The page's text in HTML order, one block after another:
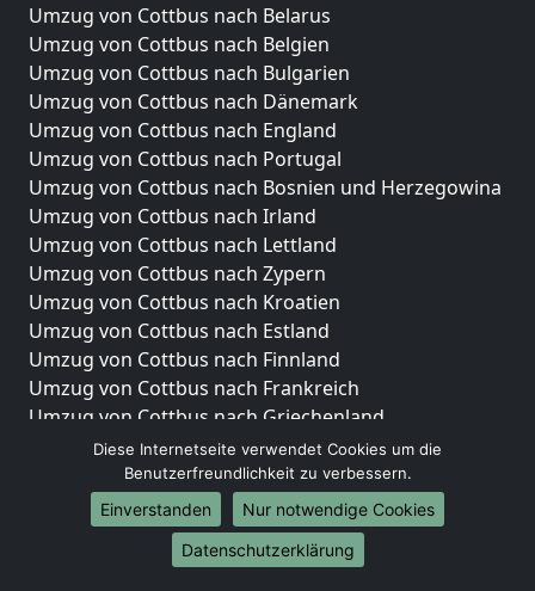
Umzug von Cottbus nach Belarus
Umzug von Cottbus nach Belgien
Umzug von Cottbus nach Bulgarien
Umzug von Cottbus nach Dänemark
Umzug von Cottbus nach England
Umzug von Cottbus nach Portugal
Umzug von Cottbus nach Bosnien und Herzegowina
Umzug von Cottbus nach Irland
Umzug von Cottbus nach Lettland
Umzug von Cottbus nach Zypern
Umzug von Cottbus nach Kroatien
Umzug von Cottbus nach Estland
Umzug von Cottbus nach Finnland
Umzug von Cottbus nach Frankreich
Umzug von Cottbus nach Griechenland
Umzug von Cottbus nach Italien
Umzug von Cottbus nach Liechtenstein
Umzug von Cottbus nach Luxemburg
Umzug von Cottbus nach Niederlande
Umzug von Cottbus nach Norwegen
Diese Internetseite verwendet Cookies um die
Benutzerfreundlichkeit zu verbessern.
Einverstanden
Nur notwendige Cookies
Datenschutzerklärung